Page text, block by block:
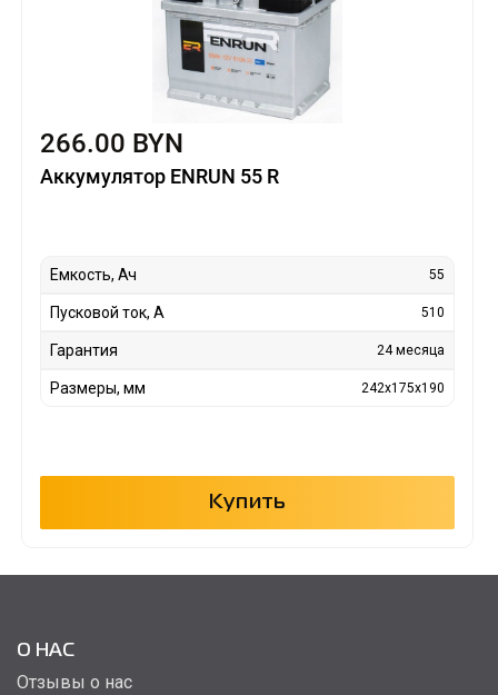
266.00 BYN
Аккумулятор ENRUN 55 R
Емкость, Ач 55
Пусковой ток, А 510
Гарантия 24 месяца
Размеры, мм 242x175x190
Купить
О НАС
Отзывы о нас